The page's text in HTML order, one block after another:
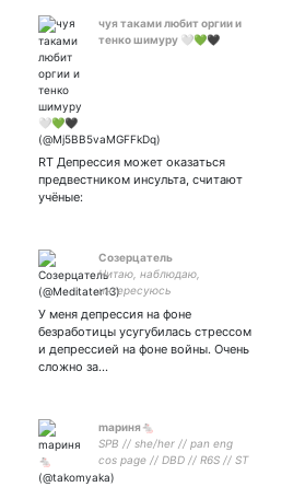
чуя таками любит оргии и
тенко шимуру 🤍💚🖤
RT Депрессия может оказаться
предвестником инсульта, считают
учёные:
Созерцатель
Читаю, наблюдаю,
интересуюсь
У меня депрессия на фоне
безработицы усугубилась стрессом
и депрессией на фоне войны. Очень
сложно за…
mapиня🐁
SPB // she/her // pan eng
cos page // DBD // R6S // ST
// APEX // GENSHIN мини-